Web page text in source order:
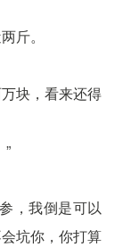
斤。
块，看来还得
，我倒是可以
坑你，你打算